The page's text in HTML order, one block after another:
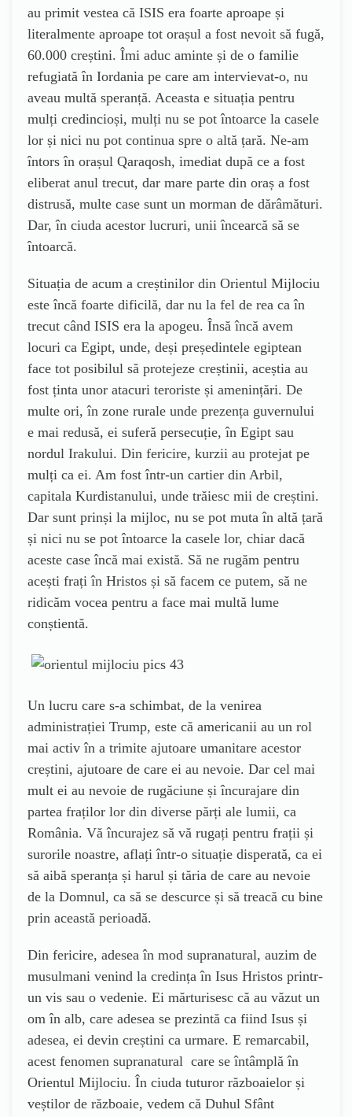
au primit vestea că ISIS era foarte aproape și
literalmente aproape tot orașul a fost nevoit să fugă,
60.000 creștini. Îmi aduc aminte și de o familie
refugiată în Iordania pe care am intervievat-o, nu
aveau multă speranță. Aceasta e situația pentru
mulți credincioși, mulți nu se pot întoarce la casele
lor și nici nu pot continua spre o altă țară. Ne-am
întors în orașul Qaraqosh, imediat după ce a fost
eliberat anul trecut, dar mare parte din oraș a fost
distrusă, multe case sunt un morman de dărâmături.
Dar, în ciuda acestor lucruri, unii încearcă să se
întoarcă.
Situația de acum a creștinilor din Orientul Mijlociu
este încă foarte dificilă, dar nu la fel de rea ca în
trecut când ISIS era la apogeu. Însă încă avem
locuri ca Egipt, unde, deși președintele egiptean
face tot posibilul să protejeze creștinii, aceștia au
fost ținta unor atacuri teroriste și amenințări. De
multe ori, în zone rurale unde prezența guvernului
e mai redusă, ei suferă persecuție, în Egipt sau
nordul Irakului. Din fericire, kurzii au protejat pe
mulți ca ei. Am fost într-un cartier din Arbil,
capitala Kurdistanului, unde trăiesc mii de creștini.
Dar sunt prinși la mijloc, nu se pot muta în altă țară
și nici nu se pot întoarce la casele lor, chiar dacă
aceste case încă mai există. Să ne rugăm pentru
acești frați în Hristos și să facem ce putem, să ne
ridicăm vocea pentru a face mai multă lume
conștientă.
Un lucru care s-a schimbat, de la venirea
administrației Trump, este că americanii au un rol
mai activ în a trimite ajutoare umanitare acestor
creștini, ajutoare de care ei au nevoie. Dar cel mai
mult ei au nevoie de rugăciune și încurajare din
partea fraților lor din diverse părți ale lumii, ca
România. Vă încurajez să vă rugați pentru frații și
surorile noastre, aflați într-o situație disperată, ca ei
să aibă speranța și harul și tăria de care au nevoie
de la Domnul, ca să se descurce și să treacă cu bine
prin această perioadă.
Din fericire, adesea în mod supranatural, auzim de
musulmani venind la credința în Isus Hristos printr-
un vis sau o vedenie. Ei mărturisesc că au văzut un
om în alb, care adesea se prezintă ca fiind Isus și
adesea, ei devin creștini ca urmare. E remarcabil,
acest fenomen supranatural care se întâmplă în
Orientul Mijlociu. În ciuda tuturor războaielor și
veștilor de războaie, vedem că Duhul Sfânt